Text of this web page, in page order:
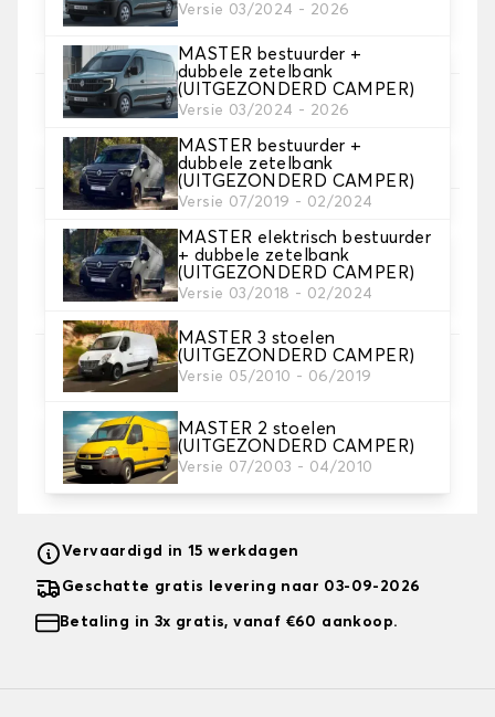
Versie 03/2024 - 2026
MASTER bestuurder +
dubbele zetelbank
(UITGEZONDERD CAMPER)
Versie 03/2024 - 2026
MASTER bestuurder +
dubbele zetelbank
(UITGEZONDERD CAMPER)
Versie 07/2019 - 02/2024
MASTER elektrisch bestuurder
+ dubbele zetelbank
(UITGEZONDERD CAMPER)
Versie 03/2018 - 02/2024
MASTER 3 stoelen
(UITGEZONDERD CAMPER)
Versie 05/2010 - 06/2019
MASTER 2 stoelen
(UITGEZONDERD CAMPER)
Versie 07/2003 - 04/2010
2. Set hoezen
3. Materiaal
Kies het materiaal voor je hoezen.
4. Kleur
Kies de kleur van je stoelhoezen.
5. Borduurwerk
voeg een persoonlijk tintje toe met een tekst en/off
een icoontje
Tekst en logo toevoegen + 12,00€
Vervaardigd in 15 werkdagen
Geschatte gratis levering naar 03-09-2026
Betaling in 3x gratis, vanaf €60 aankoop.